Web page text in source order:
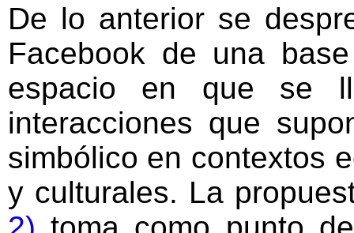
De lo anterior se
Facebook de una
espacio en que se
interacciones que
simbólico en contextos
y culturales. La